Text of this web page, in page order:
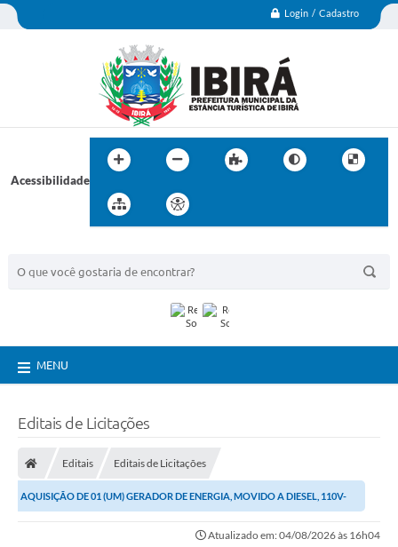
Login / Cadastro
Acessibilidade
MENU
Editais de Licitações
Editais Editais de Licitações
AQUISIÇÃO DE 01 (UM) GERADOR DE ENERGIA, MOVIDO A DIESEL, 110V-
Atualizado em: 04/08/2026 às 16h04